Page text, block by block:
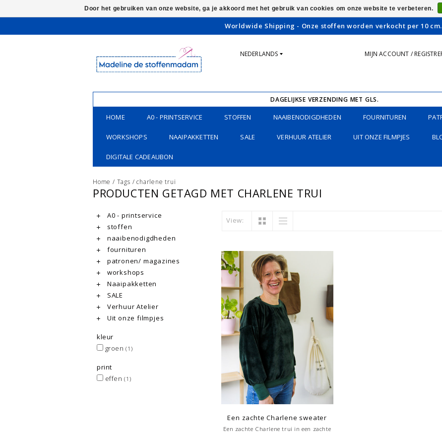
Worldwide Shipping - Onze stoffen worden verkocht per 10 cm.
NEDERLANDS MIJN ACCOUNT /
DAGELIJKSE VERZENDING MET GLS.
HOME A0 - PRINTSERVICE STOFFEN NAAIBENODIGDHEDEN FOURNITUREN
WORKSHOPS NAAIPAKKETTEN SALE VERHUUR ATELIER UIT ONZE FILMPJES
DIGITALE CADEAUBON
Home / Tags /charlene trui
PRODUCTEN GETAGD MET CHARLENE TRUI
A0 - printservice
stoffen
naaibenodigdheden
fournituren
patronen/ magazines
workshops
Naaipakketten
SALE
Verhuur Atelier
Uit onze filmpjes
kleur
groen(1)
print
effen(1)
View:
Een zachte Charlene sweater
Een zachte Charlene trui in een zachte
Door het gebruiken van onze website, ga je akkoord met het gebruik van cookies om onze website te verbeteren.